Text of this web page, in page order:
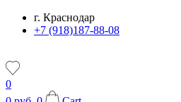
Перейтиг. Краснодар
+7 (918)187-88-08
0